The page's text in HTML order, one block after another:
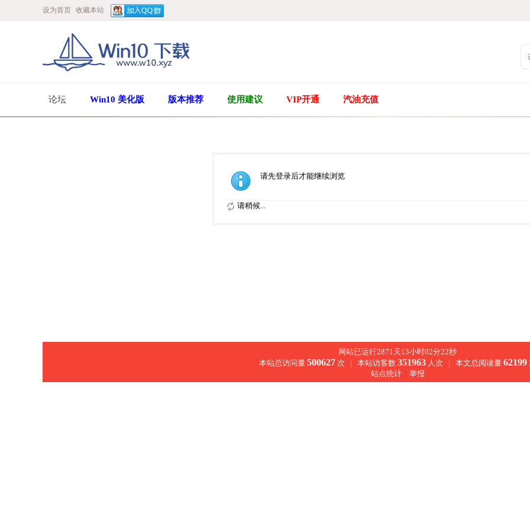
设为首页 收藏本站
论坛 Win10 美化版 版本推荐 使用建议 VIP开通 汽油充值
请先登录后才能继续浏览
请稍候...
网站已运行2871天13小时02分22秒
本站总访问量 500627次 | 本站访客数 351963人次 | 本文总阅读量 62199
站点统计 | 举报